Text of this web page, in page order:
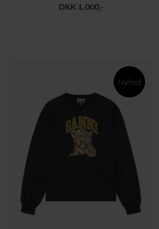
DKK 1.000,-
Nyhed